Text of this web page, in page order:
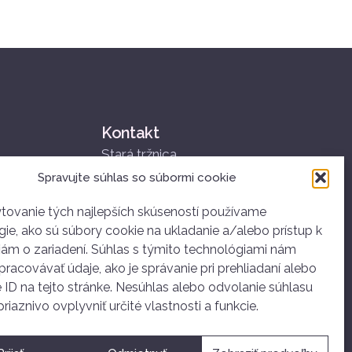
Spravujte súhlas so súbormi cookie
tých najlepších skúseností používame
ako sú súbory cookie na ukladanie a/alebo prístup k
o zariadení. Súhlas s týmito technológiami nám
údaje, ako je správanie pri prehliadaní alebo
ID na tejto stránke. Nesúhlas alebo odvolanie súhlasu
ovplyvniť určité vlastnosti a funkcie.
Kontakt
Stará tržnica
Nám. SNP 25
+421 907 834 314
ahoj@dobrovolnictvoba.sk